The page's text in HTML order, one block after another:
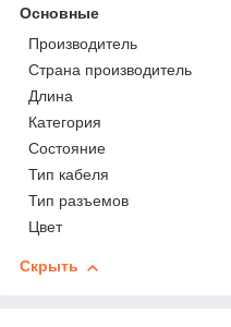
Основные
Производитель
Страна производитель
Длина
Категория
Состояние
Тип кабеля
Тип разъемов
Цвет
Скрыть